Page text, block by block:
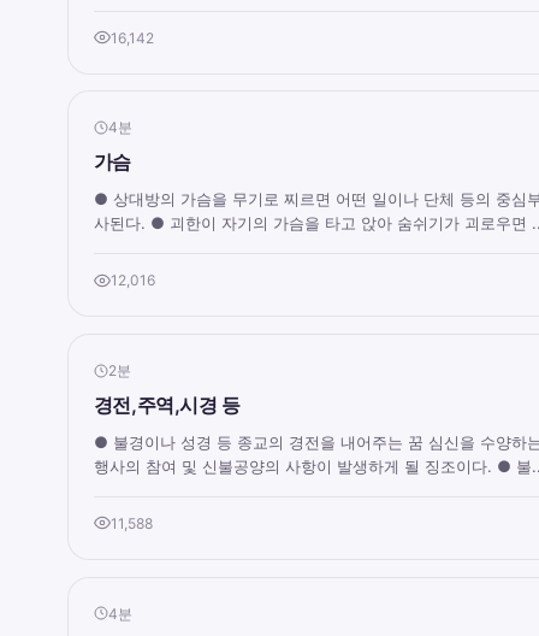
16,142
4분
가슴
● 상대방의 가슴을 무기로 찌르면 어떤 일이나 단체 등의 중심
사된다. ● 괴한이 자기의 가슴을 타고 앉아 숨쉬기가 괴로우면
12,016
2분
경전,주역,시경 등
● 불경이나 성경 등 종교의 경전을 내어주는 꿈 심신을 수양하
행사의 참여 및 신불공양의 사항이 발생하게 될 징조이다. ● 불
11,588
4분